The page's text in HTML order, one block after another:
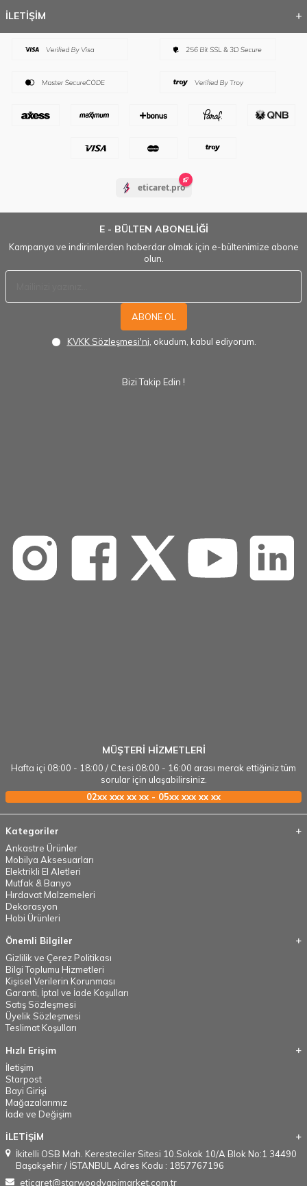
İLETİŞİM
eticaret.pro
E - BÜLTEN ABONELİĞİ
Kampanya ve indirimlerden haberdar olmak için e-bültenimize abone
olun.
ABONE OL
KVKK Sözleşmesi'ni , okudum, kabul ediyorum.
Bizi Takip Edin !
MÜŞTERİ HİZMETLERİ
Hafta içi 08:00 - 18:00 / C.tesi 08:00 - 16:00 arası merak ettiğiniz tüm
sorular için ulaşabilirsiniz.
02xx xxx xx xx - 05xx xxx xx xx
Kategoriler
Ankastre Ürünler
Mobilya Aksesuarları
Elektrikli El Aletleri
Mutfak & Banyo
Hırdavat Malzemeleri
Dekorasyon
Hobi Ürünleri
Önemli Bilgiler
Gizlilik ve Çerez Politikası
Bilgi Toplumu Hizmetleri
Kişisel Verilerin Korunması
Garanti, İptal ve İade Koşulları
Satış Sözleşmesi
Üyelik Sözleşmesi
Teslimat Koşulları
Hızlı Erişim
İletişim
Starpost
Bayi Girişi
Mağazalarımız
İade ve Değişim
İLETİŞİM
İkitelli OSB Mah. Keresteciler Sitesi 10.Sokak 10/A Blok No:1 34490
Başakşehir / İSTANBUL Adres Kodu : 1857767196
eticaret@starwoodyapimarket.com.tr